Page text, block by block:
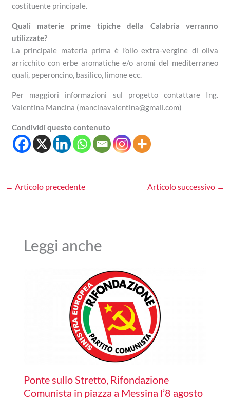
costituente principale.
Quali materie prime tipiche della Calabria verranno
utilizzate?
La principale materia prima è l’olio extra-vergine di oliva
arricchito con erbe aromatiche e/o aromi del mediterraneo
quali, peperoncino, basilico, limone ecc.
Per maggiori informazioni sul progetto contattare Ing.
Valentina Mancina (mancinavalentina@gmail.com)
Condividi questo contenuto
← Articolo precedente Articolo successivo →
Leggi anche
Ponte sullo Stretto, Rifondazione
Comunista in piazza a Messina l’8 agosto